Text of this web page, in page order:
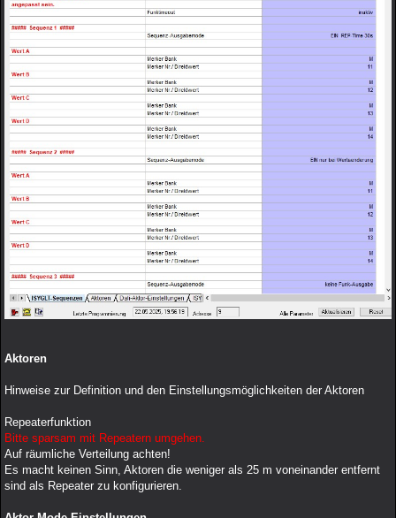
Aktoren
Hinweise zur Definition und den Einstellungsmöglichkeiten der Aktoren
Repeaterfunktion
Bitte sparsam mit Repeatern umgehen.
Auf räumliche Verteilung achten!
Es macht keinen Sinn, Aktoren die weniger als 25 m voneinander entfernt
sind als Repeater zu konfigurieren.